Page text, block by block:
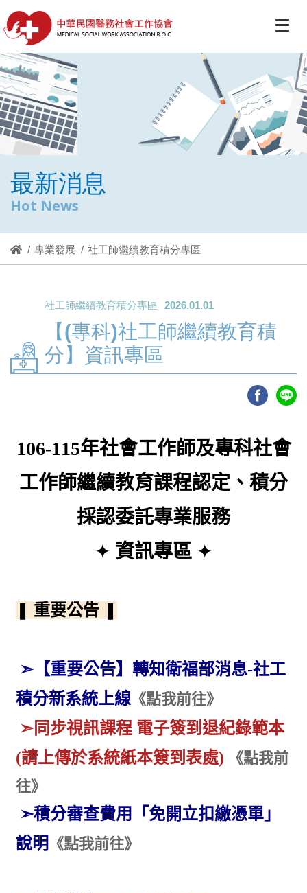
最新消息
Hot News
專業發展 社工師繼續教育積分專區
社工師繼續教育積分專區 2026.01.01
【(專科)社工師繼續教育積
分】資訊專區
106-115年社會工作師及專科社會
工作師繼續教育課程認定、積分
採認委託專業服務
✦ 資訊專區 ✦
重要公告
➣【重要公告】轉知衛福部消息-社工
積分新系統上線《點我前往》
➣同步視訊課程 電子簽到退紀錄範本
(請上傳於系統紙本簽到表處)
《點我前
往》
➣積分審查費用「免開立扣繳憑單」
說明 《點我前往》